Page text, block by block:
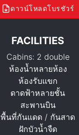
ดาวน์โหลดโบรชัวร์
FACILITIES
Cabins: 2 double
ห้องน้ำหลายห้อง
ห้องรับแขก
ดาดฟ้าหลายชั้น
สะพานบิน
พื้นที่กันแดด / กันสาด
ฝักบัวน้ำจืด